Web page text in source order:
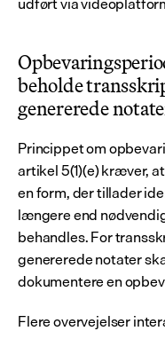
beholde
genererede
Princippet om
artikel 5(1)(e) kræver,
en form, der tillader
længere end
behandles. For
genererede notater
dokumentere en
Flere overvejelser